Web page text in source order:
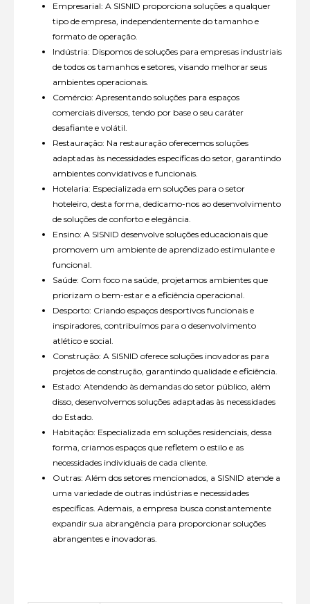
Empresarial: A SISNID proporciona soluções a qualquer
tipo de empresa, independentemente do tamanho e
formato de operação.
Indústria: Dispomos de soluções para empresas industriais
de todos os tamanhos e setores, visando melhorar seus
ambientes operacionais.
Comércio: Apresentando soluções para espaços
comerciais diversos, tendo por base o seu caráter
desafiante e volátil.
Restauração: Na restauração oferecemos soluções
adaptadas às necessidades específicas do setor, garantindo
ambientes convidativos e funcionais.
Hotelaria: Especializada em soluções para o setor
hoteleiro, desta forma, dedicamo-nos ao desenvolvimento
de soluções de conforto e elegância.
Ensino: A SISNID desenvolve soluções educacionais que
promovem um ambiente de aprendizado estimulante e
funcional.
Saúde: Com foco na saúde, projetamos ambientes que
priorizam o bem-estar e a eficiência operacional.
Desporto: Criando espaços desportivos funcionais e
inspiradores, contribuímos para o desenvolvimento
atlético e social.
Construção: A SISNID oferece soluções inovadoras para
projetos de construção, garantindo qualidade e eficiência.
Estado: Atendendo às demandas do setor público, além
disso, desenvolvemos soluções adaptadas às necessidades
do Estado.
Habitação: Especializada em soluções residenciais, dessa
forma, criamos espaços que refletem o estilo e as
necessidades individuais de cada cliente.
Outras: Além dos setores mencionados, a SISNID atende a
uma variedade de outras indústrias e necessidades
específicas. Ademais, a empresa busca constantemente
expandir sua abrangência para proporcionar soluções
abrangentes e inovadoras.